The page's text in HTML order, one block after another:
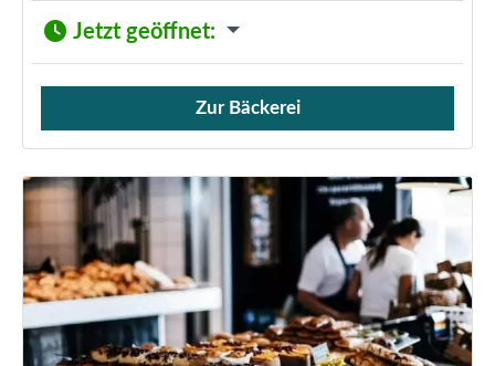
Jetzt geöffnet:
Verkauf von Brötchen,
Zur Bäckerei